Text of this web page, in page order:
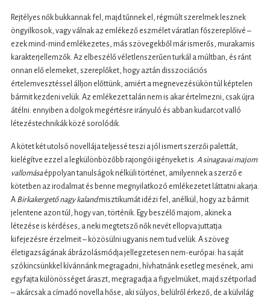
Rejtélyes nők bukkannak fel, majd tűnnek el, régmúlt szerelmek lesznek
öngyilkosok, vagy válnak az emlékező eszmélet váratlan főszereplőivé –
ezek mind-mind emlékezetes, más szövegekből már ismerős, murakamis
karakterjellemzők. Az elbeszélő véletlenszerűen turkál a múltban, és ránt
onnan elő elemeket, szereplőket, hogy aztán disszociációs
értelemvesztéssel álljon előttünk, amiért a megnevezésükön túl képtelen
bármit kezdeni velük. Az emlékezet talán nem is akar értelmezni, csak újra
átélni: ennyiben a dolgok megértésre irányuló és abban kudarcot valló
létezéstechnikák közé sorolódik.
A kötet két utolsó novellája teljessé teszi a jól ismert szerzői palettát,
kielégítve ezzel a legkülönbözőbb rajongói igényeket is. A sinagavai majom
vallomásaéppolyan tanulságok nélküli történet, amilyennek a szerző e
kötetben az irodalmat és benne megnyilatkozó emlékezetet láttatni akarja.
A Birkakergető nagy kalandmisztikumát idézi fel, anélkül, hogy az bármit
jelentene azon túl, hogy van, történik. Egy beszélő majom, akinek a
létezése is kérdéses, a neki megtetsző nők nevét ellopva juttatja
kifejezésre érzelmeit – közösülni ugyanis nem tud velük. A szöveg
életigazságának ábrázolásmódja jellegzetesen nem-európai: ha saját
szókincsünkkel kívánnánk megragadni, hívhatnánk esetleg mesének, ami
egyfajta különösséget áraszt, megragadja a figyelmüket, majd szétporlad
– akárcsak a címadó novella hőse, aki súlyos, belülről érkező, de a külvilág